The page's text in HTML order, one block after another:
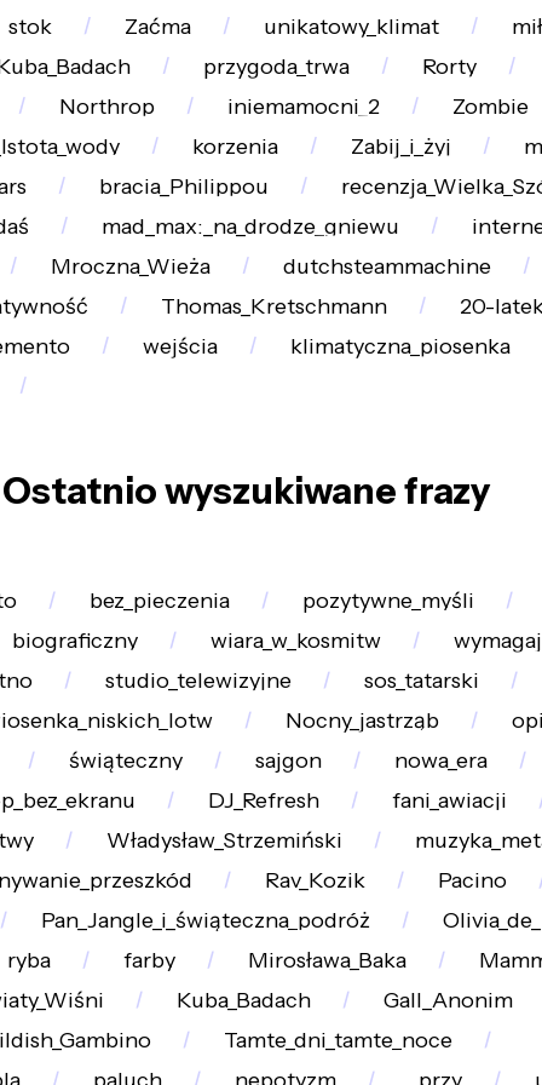
stok Zaćma unikatowy_klimat
przygoda_trwa
Rorty
Northrop
iniemamocni_2
Zombie
korzenia Zabij_i_żyj
bracia_Philippou
mad_max:_na_drodze_gniewu
Mroczna_Wieża
dutchsteammachine
Thomas_Kretschmann
20-
wejścia klimatyczna_piosenka
Ostatnio wyszukiwane frazy
bez_pieczenia
pozytywne_myśli
biograficzny
wiara_w_kosmitw
studio_telewizyjne
sos_tatarski
Nocny_jastrząb
świąteczny
sajgon
nowa_era
DJ_Refresh
fani_awiacji
Władysław_Strzemiński
Rav_Kozik
Pacino
Pan_Jangle_i_świąteczna_podróż
ryba
farby Mirosława_Baka
Kuba_Badach
Gall_Anonim
Tamte_dni_tamte_noce